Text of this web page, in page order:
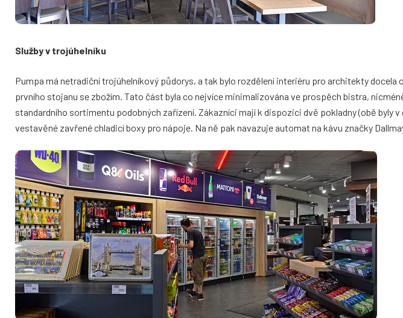
Služby v trojúhelníku
Pumpa má netradiční trojúhelníkový půdorys, a tak bylo rozdělení interiéru pro architekty
prvního stojanu se zbožím. Tato část byla co nejvíce minimalizována ve prospěch bistra,
standardního sortimentu podobných zařízení. Zákazníci mají k dispozici dvě pokladny (obě byly
vestavěné zavřené chladicí boxy pro nápoje. Na ně pak navazuje automat na kávu značky